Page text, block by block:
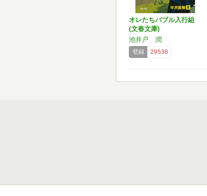
オレたちバブル入行組
(文春文庫)
池井戸 潤
登録 29538